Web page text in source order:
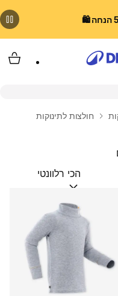
חולצות לתינוקות
מיין לפי:(optional)